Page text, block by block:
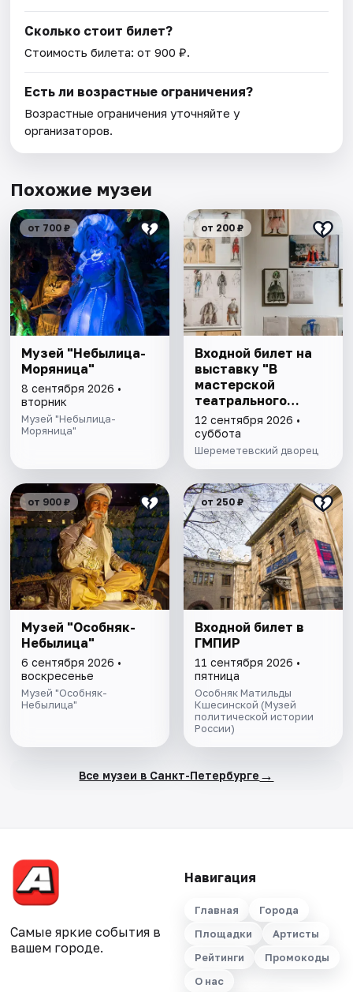
Сколько стоит билет?
Стоимость билета: от 900 ₽.
Есть ли возрастные ограничения?
Возрастные ограничения уточняйте у
организаторов.
Похожие музеи
от 700 ₽
Музей "Небылица-
Моряница"
8 сентября 2026 •
вторник
Музей "Небылица-
Моряница"
от 200 ₽
Входной билет на
выставку "В
мастерской
театрального
художника"
12 сентября 2026 •
суббота
Шереметевский дворец
от 900 ₽
Музей "Особняк-
Небылица"
6 сентября 2026 •
воскресенье
Музей "Особняк-
Небылица"
от 250 ₽
Входной билет в
ГМПИР
11 сентября 2026 •
пятница
Особняк Матильды
Кшесинской (Музей
политической истории
России)
Все музеи в Санкт-Петербурге →
Самые яркие события в
вашем городе.
Навигация
Главная
Города
Площадки
Артисты
Рейтинги
Промокоды
О нас